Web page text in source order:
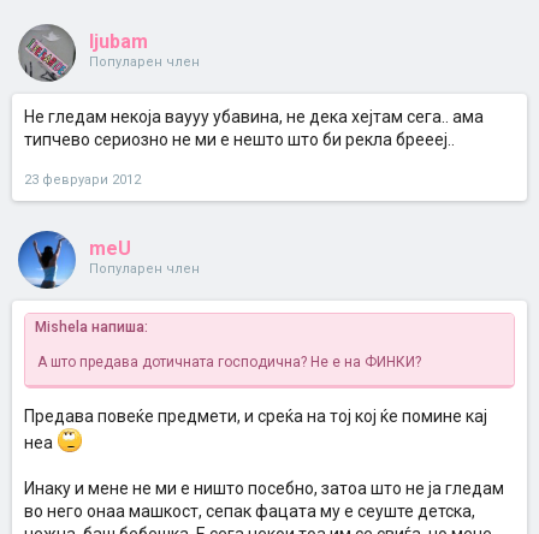
ljubam
Популарен член
Не гледам некоја ваууу убавина, не дека хејтам сега.. ама
типчево сериозно не ми е нешто што би рекла бреееј..
23 февруари 2012
meU
Популарен член
Mishela напиша:
A што предава дотичната господична? Не е на ФИНКИ?
Предава повеќе предмети, и среќа на тој кој ќе помине кај
неа
Инаку и мене не ми е ништо посебно, затоа што не ја гледам
во него онаа машкост, сепак фацата му е сеуште детска,